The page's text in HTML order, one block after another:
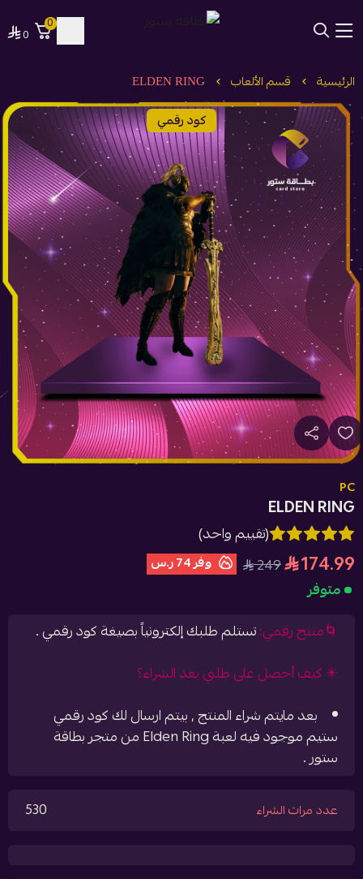
0
0
الرئيسية قسم الألعاب ELDEN RING
كود رقمي
PC
ELDEN RING
(تقييم واحد)
174.99
249 وفر74 ر.س
متوفر
🌀منتج رقمي:تستلم طلبك إلكترونياً بصيغة كود رقمي .
✴️ كيف أحصل على طلبي بعد الشراء؟
بعد مايتم شراء المنتج , بيتم ارسال لك كود رقمي
ستيم موجود فيه لعبة Elden Ring من متجر بطاقة
ستور .
عدد مرات الشراء 530